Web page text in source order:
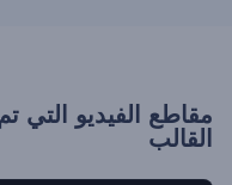
مقاطع الفيديو التي
القالب